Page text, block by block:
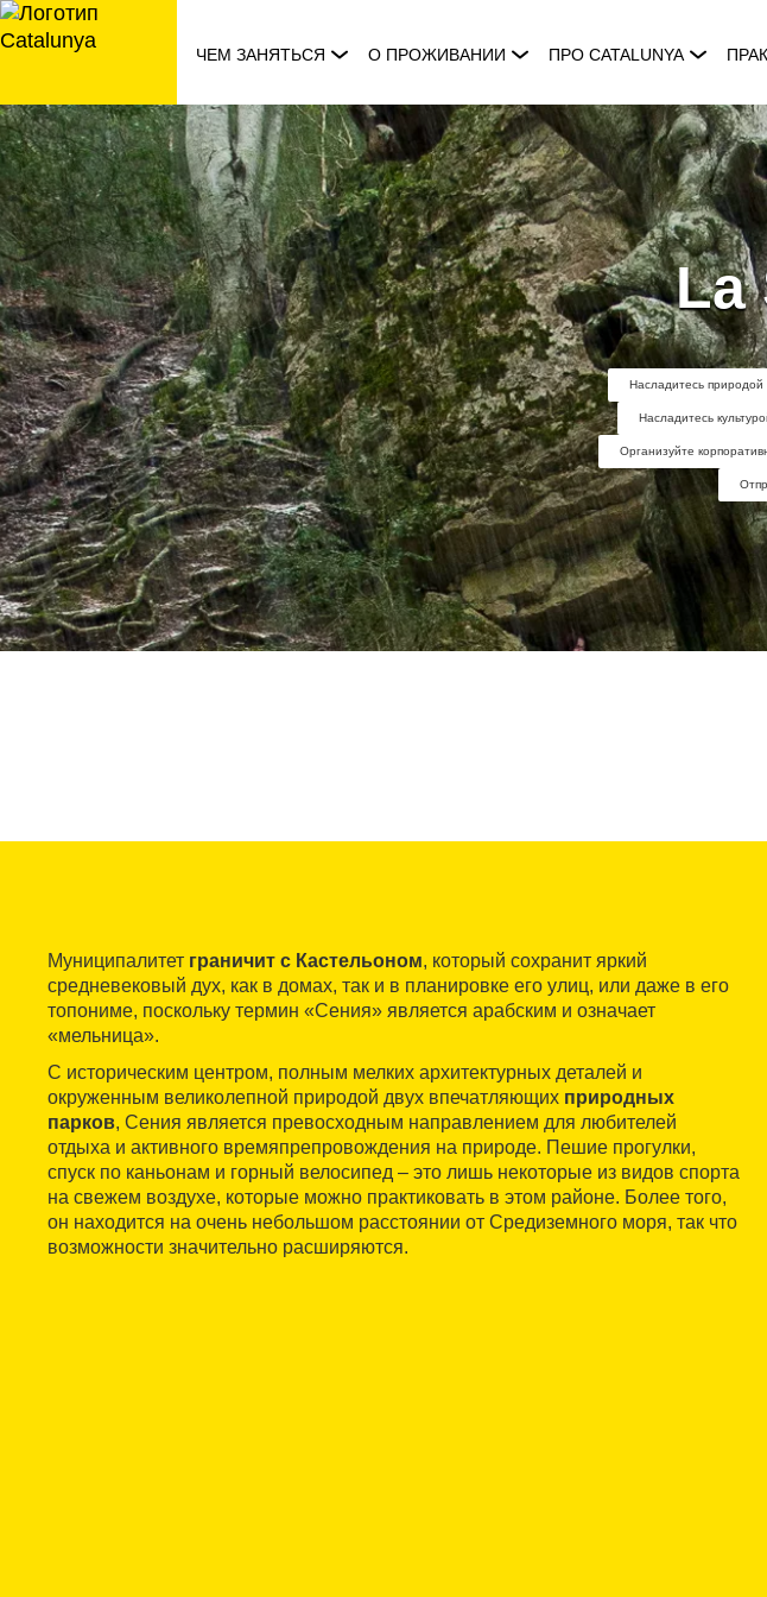
перейти
к
ЧЕМ ЗАНЯТЬСЯ О ПРОЖИВАНИИ ПРО CATALUNYA
La
Насладитесь природой
Насладитесь
Организуйте
Муниципалитет граничит с Кастельоном, который сохранит яркий
средневековый дух, как в домах, так и в планировке его улиц, или даже в его
топониме, поскольку термин «Сения» является арабским и означает
«мельница».
С историческим центром, полным мелких архитектурных деталей и
окруженным великолепной природой двух впечатляющих природных
парков, Сения является превосходным направлением для любителей
отдыха и активного времяпрепровождения на природе. Пешие прогулки,
спуск по каньонам и горный велосипед – это лишь некоторые из видов спорта
на свежем воздухе, которые можно практиковать в этом районе. Более того,
он находится на очень небольшом расстоянии от Средиземного моря, так что
возможности значительно расширяются.